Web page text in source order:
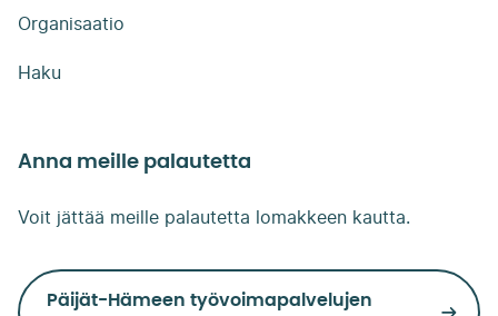
Organisaatio
Haku
Anna meille palautetta
Voit jättää meille palautetta lomakkeen kautta.
Päijät-Hämeen työvoimapalvelujen